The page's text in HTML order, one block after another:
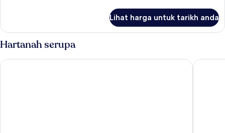
Lihat harga untuk tarikh anda
Hartanah serupa
Aquila Porto Rethymno